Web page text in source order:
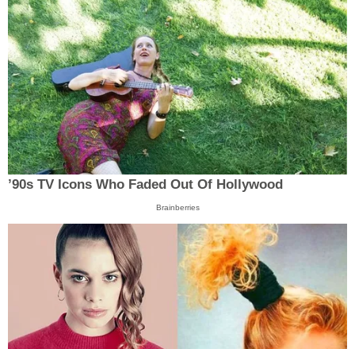
’90s TV Icons Who Faded Out Of Hollywood
Brainberries